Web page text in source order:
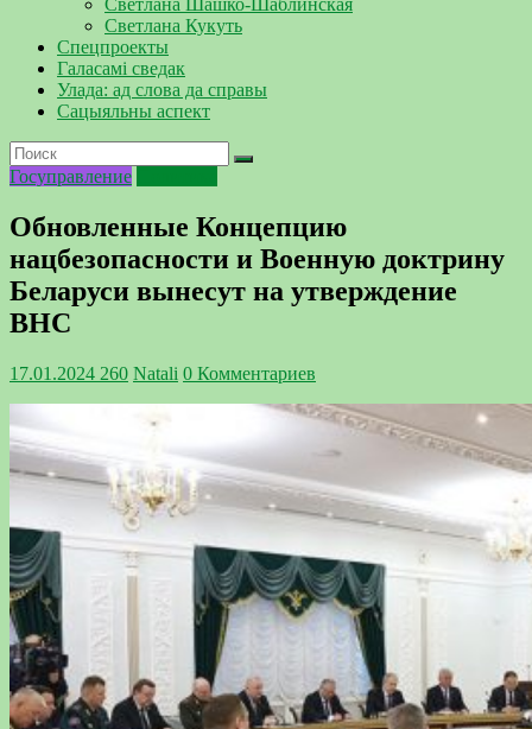
Светлана Шашко-Шаблинская
Светлана Кукуть
Спецпроекты
Галасамі сведак
Улада: ад слова да справы
Сацыяльны аспект
Госуправление
Обновленные Концепцию
нацбезопасности и Военную доктрину
Беларуси вынесут на утверждение
ВНС
17.01.2024 260 Natali 0 Комментариев